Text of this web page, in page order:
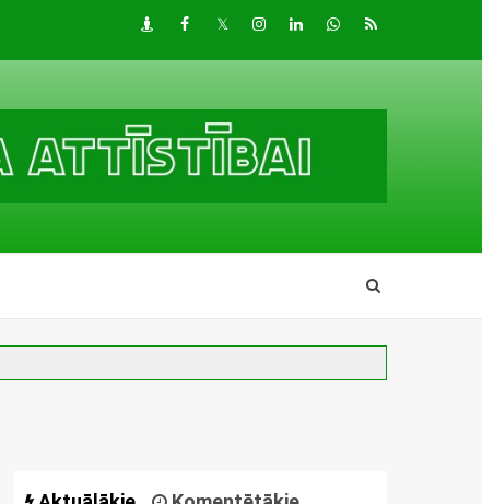
DraugiemFacebook
TwitterInstagram
LinkedInwhatsapp
RSS